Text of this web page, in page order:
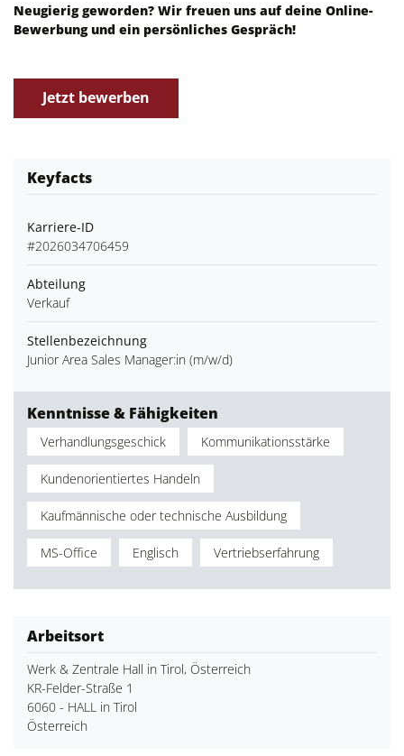
Neugierig geworden? Wir freuen uns auf deine Online-
Bewerbung und ein persönliches Gespräch!
Jetzt bewerben
Keyfacts
Karriere-ID
#2026034706459
Abteilung
Verkauf
Stellenbezeichnung
Junior Area Sales Manager:in (m/w/d)
Kenntnisse & Fähigkeiten
Verhandlungsgeschick Kommunikationsstärke
Kundenorientiertes Handeln
Kaufmännische oder technische Ausbildung
MS-Office Englisch Vertriebserfahrung
Arbeitsort
Werk & Zentrale Hall in Tirol, Österreich
KR-Felder-Straße 1
6060 - HALL in Tirol
Österreich